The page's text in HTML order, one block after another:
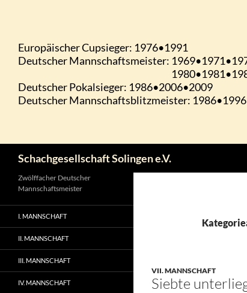
Schachgesellschaft Solingen e.V.
VII. MANNSCHAFT
Siebte
Zwölffacher Deutscher
Mannschaftsmeister
I. MANNSCHAFT
II. MANNSCHAFT
III. MANNSCHAFT
IV. MANNSCHAFT